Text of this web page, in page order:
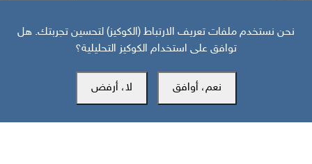
قبل 15 يوم
نحن نستخدم ملفات تعريف الارتباط (الكوكيز) لتحسين تجربتك. هل
توافق على استخدام الكوكيز التحليلية؟
نعم، أوافق لا، أرفض